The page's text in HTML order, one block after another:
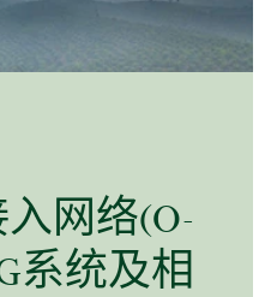
入网络(O-
系统及相